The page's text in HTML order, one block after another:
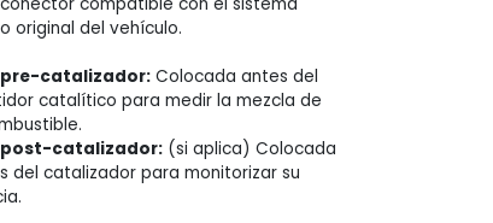
original del vehículo.
pre-catalizador:Colocada antes del
catalítico para medir la mezcla de
post-catalizador:(si aplica) Colocada
del catalizador para monitorizar su